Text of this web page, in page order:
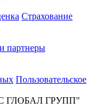
Страхование
партнеры
Пользовательское
ГЛОБАЛ ГРУПП"